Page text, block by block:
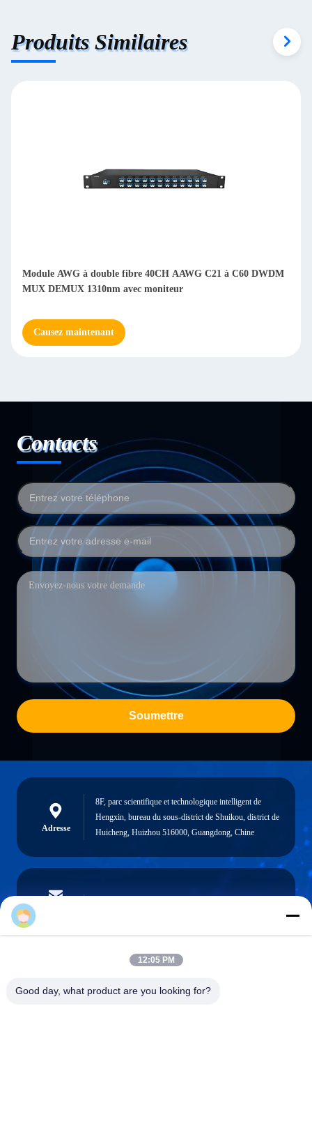
Produits Similaires
Module AWG à double fibre 40CH AAWG C21 à C60 DWDM
MUX DEMUX 1310nm avec moniteur
Causez maintenant
Contacts
Soumettre
Adresse
8F, parc scientifique et technologique intelligent de
Hengxin, bureau du sous-district de Shuikou, district de
Huicheng, Huizhou 516000, Guangdong, Chine
Téléphone
12:05 PM
Good day, what product are you looking for?